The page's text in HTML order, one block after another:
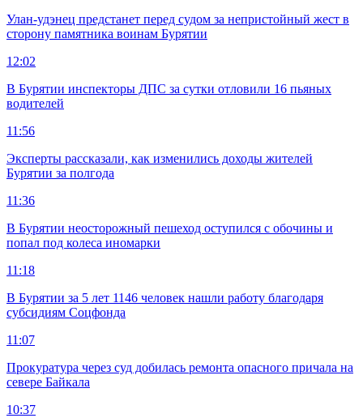
Улан-удэнец предстанет перед судом за непристойный жест в
сторону памятника воинам Бурятии
12:02
В Бурятии инспекторы ДПС за сутки отловили 16 пьяных
водителей
11:56
Эксперты рассказали, как изменились доходы жителей
Бурятии за полгода
11:36
В Бурятии неосторожный пешеход оступился с обочины и
попал под колеса иномарки
11:18
В Бурятии за 5 лет 1146 человек нашли работу благодаря
субсидиям Соцфонда
11:07
Прокуратура через суд добилась ремонта опасного причала на
севере Байкала
10:37